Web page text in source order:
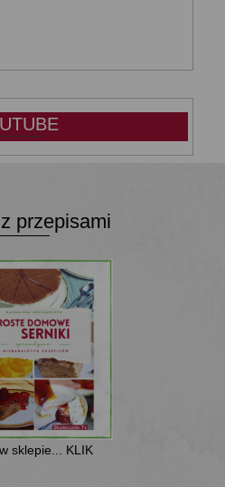
przepisami
sklepie... KLIK